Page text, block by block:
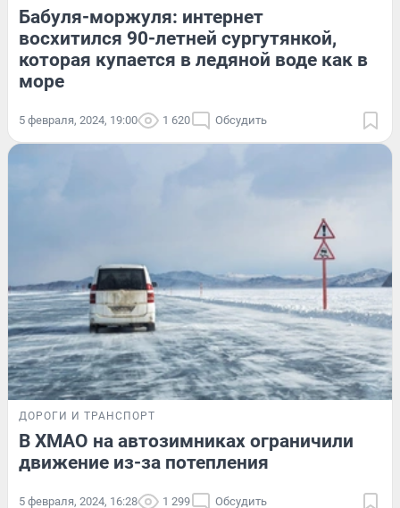
Бабуля-моржуля: интернет
восхитился 90-летней сургутянкой,
которая купается в ледяной воде как в
море
5 февраля, 2024, 19:00 1 620 Обсудить
ДОРОГИ И ТРАНСПОРТ
В ХМАО на автозимниках ограничили
движение из-за потепления
5 февраля, 2024, 16:28 1 299 Обсудить